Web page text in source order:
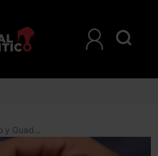
Tijuana, Monterrey, Hermosillo y Guadalajara entre los municipios más endeudados